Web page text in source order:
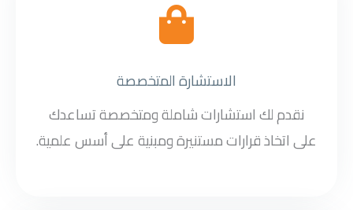
الاستشارة المتخصصة
نقدم لك استشارات شاملة ومتخصصة تساعدك
على اتخاذ قرارات مستنيرة ومبنية على أسس علمية.